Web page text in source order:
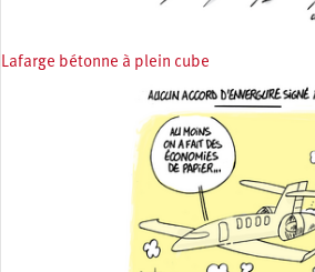
Lafarge bétonne à plein cube